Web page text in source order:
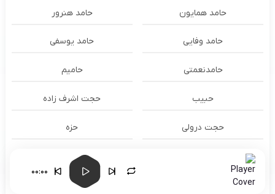
حامد همایون حامد هنرور
حامد وفایی حامد یوسفی
حامدنعمتی حامیم
حبیب حجت اشرف زاده
حجت درولی حزه
حسام الدین سراج
حسام الدین موسوی و طهمورث حسام حیدری
00:00